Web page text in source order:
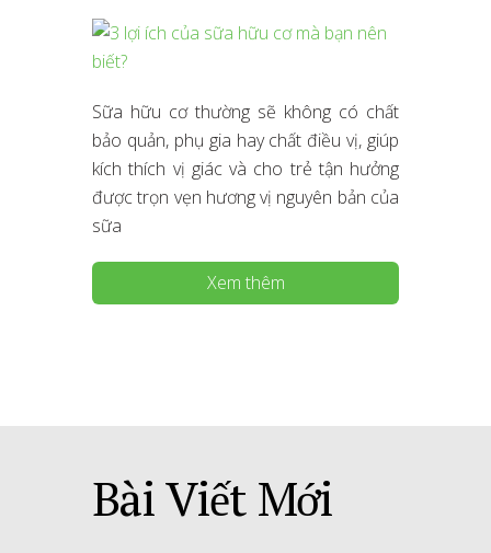
Sữa hữu cơ thường sẽ không có chất
bảo quản, phụ gia hay chất điều vị, giúp
kích thích vị giác và cho trẻ tận hưởng
được trọn vẹn hương vị nguyên bản của
sữa
Xem thêm
Bài Viết Mới